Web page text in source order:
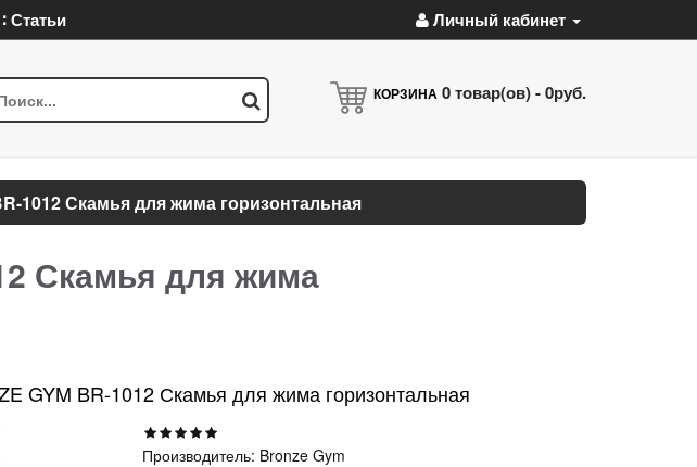
Статьи Личный кабинет
КОРЗИНА 0товар(ов) -0руб.
1012 Скамья для жима горизонтальная
Скамья для жима
GYM BR-1012 Скамья для жима горизонтальная
Производитель: Bronze Gym